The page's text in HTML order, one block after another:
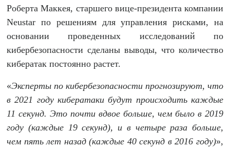
Роберта Маккея, старшего вице-президента компании
Neustar по решениям для управления рисками, на
основании проведенных исследований по
кибербезопасности сделаны выводы, что количество
кибератак постоянно растет.
«Эксперты по кибербезопасности прогнозируют, что
в 2021 году кибератаки будут происходить каждые
11 секунд. Это почти вдвое больше, чем было в 2019
году (каждые 19 секунд), и в четыре раза больше,
чем пять лет назад (каждые 40 секунд в 2016 году)»,